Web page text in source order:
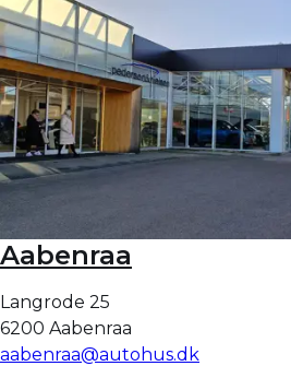
Aabenraa
Langrode 25
6200 Aabenraa
aabenraa@autohus.dk